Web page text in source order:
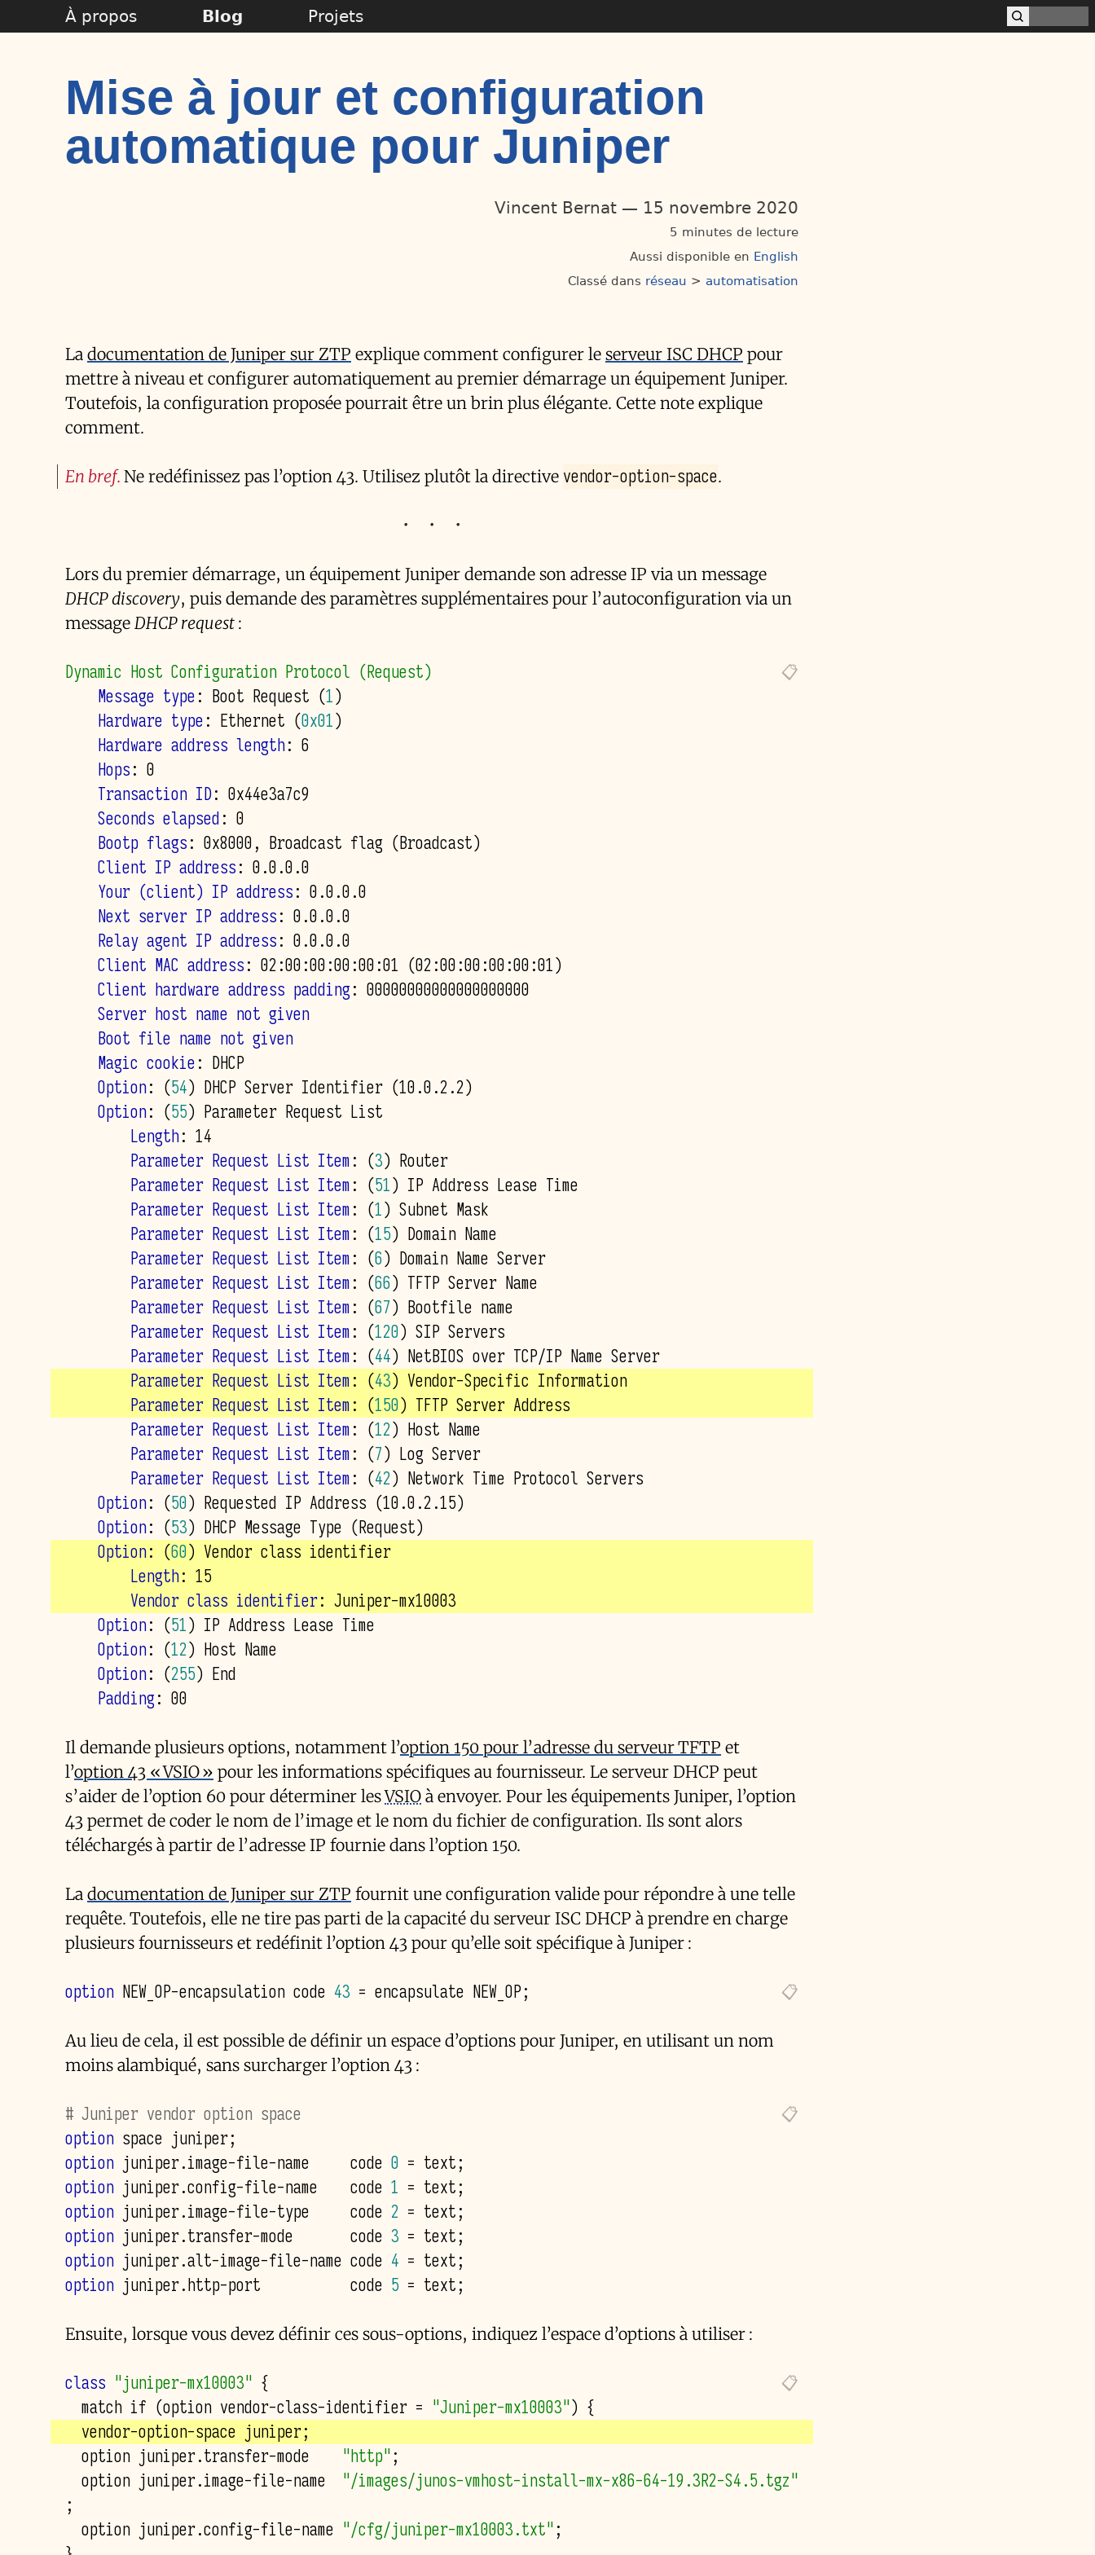
Mise à jour et configuration
automatique pour Juniper
Vincent Bernat 15 novembre 2020
5 minutes de lecture
Aussi disponible en English
Classé dans réseau > automatisation
La documentation de Juniper sur ZTP explique comment configurer le serveur ISC DHCP pour
mettre à niveau et configurer automatiquement au premier démarrage un équipement Juniper.
Toutefois, la configuration proposée pourrait être un brin plus élégante. Cette note explique
comment.
En bref Ne redéfinissez pas l’option 43. Utilisez plutôt la directive vendor-option-space.
Lors du premier démarrage, un équipement Juniper demande son adresse IP via un message
DHCP discovery, puis demande des paramètres supplémentaires pour l’autoconfiguration via un
message DHCP request :
Dynamic Host Configuration Protocol (Request)
    Message type
: Boot Request (1)
    Hardware type
: Ethernet (0x01)
    Hardware address length
    Hops
    Transaction ID
    Seconds elapsed
    Bootp flags
    Client IP address
    Your (client) IP address
    Next server IP address
    Relay agent IP address
    Client MAC address
    Client hardware address padding
    Server host name not given
    Boot file name not given
    Magic cookie
    Option
: (54)
    Option
: (55)
        Length
        Parameter Request List Item
: (3)
        Parameter Request List Item
: (51)
        Parameter Request List Item
: (1)
        Parameter Request List Item
: (15)
        Parameter Request List Item
: (6)
        Parameter Request List Item
: (66)
        Parameter Request List Item
: (67)
        Parameter Request List Item
: (120)
        Parameter Request List Item
: (44)
        Parameter Request List Item
: (43)
        Parameter Request List Item
: (150)
        Parameter Request List Item
: (12)
        Parameter Request List Item
: (7)
        Parameter Request List Item
: (42)
    Option
: (50)
    Option
: (53)
    Option
: (60)
        Length
        Vendor class identifier
    Option
: (51)
    Option
: (12)
    Option
: (255)
    Padding
Il demande plusieurs options, notamment l’option 150 pour l’adresse du serveur TFTP et
l’option 43 «VSIO» pour les informations spécifiques au fournisseur. Le serveur DHCP peut
s’aider de l’option 60 pour déterminer lesVSIO à envoyer. Pour les équipements Juniper, l’option
43 permet de coder le nom de l’image et le nom du fichier de configuration. Ils sont alors
téléchargés à partir de l’adresse IP fournie dans l’option 150.
La documentation de Juniper sur ZTP fournit une configuration valide pour répondre à une telle
requête. Toutefois, elle ne tire pas parti de la capacité du serveur ISC DHCP à prendre en charge
plusieurs fournisseurs et redéfinit l’option 43 pour qu’elle soit spécifique à Juniper :
option NEW_OP-encapsulation code 43
Au lieu de cela, il est possible de définir un espace d’options pour Juniper, en utilisant un nom
moins alambiqué, sans surcharger l’option 43 :
# Juniper vendor option space
option
option juniper.image-file-name     code 0
option juniper.config-file-name    code 1
option juniper.image-file-type     code 2
option juniper.transfer-mode       code 3
option juniper.alt-image-file-name code 4
option juniper.http-port           code 5
Ensuite, lorsque vous devez définir ces sous-options, indiquez l’espace d’options à utiliser :
class "juniper-mx10003" {
  match if (option vendor-class-identifier =
"Juniper-mx10003") {
  option juniper.transfer-mode
"http";
  option juniper.image-file-name
"/images/junos-vmhost-install-mx-x86-64-19.3R2-S4.5.tgz"
;
  option juniper.config-file-name
"/cfg/juniper-mx10003.txt";
À propos Blog Projets